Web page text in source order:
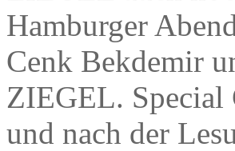
Hamburger
Cenk Bekdemir
ZIEGEL. Special
und nach der